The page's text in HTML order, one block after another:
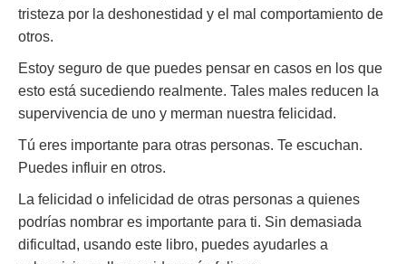
tristeza por la deshonestidad y el mal comportamiento de
otros.
Estoy seguro de que puedes pensar en casos en los que
esto está sucediendo realmente. Tales males reducen la
supervivencia de uno y merman nuestra felicidad.
Tú eres importante para otras personas. Te escuchan.
Puedes influir en otros.
La felicidad o infelicidad de otras personas a quienes
podrías nombrar es importante para ti. Sin demasiada
dificultad, usando este libro, puedes ayudarles a